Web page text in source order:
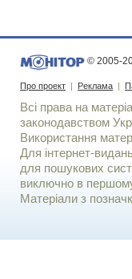
© 2005-
Про проект | Реклама |
Всі права на
законодавством
Використання
Для iнтернет-
для пошукових
виключно в
Матеріали з